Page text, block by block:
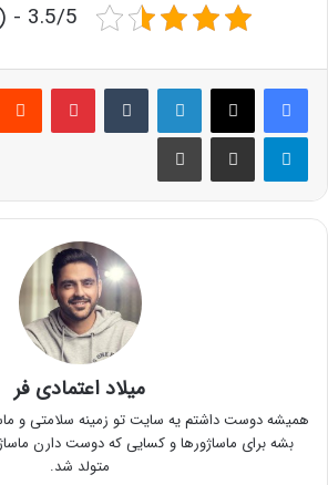
3.5/5 - (2 امتیاز)
لینکدین ‫تامبلر پینترست
تلگرام اشتراک گذاری از طریق ایمیل چاپ
میلاد اعتمادی فر
همیشه دوست داشتم یه سایت تو زمینه سلامتی و
بشه برای ماساژورها و کسایی که دوست دارن ماساژ
متولد شد.